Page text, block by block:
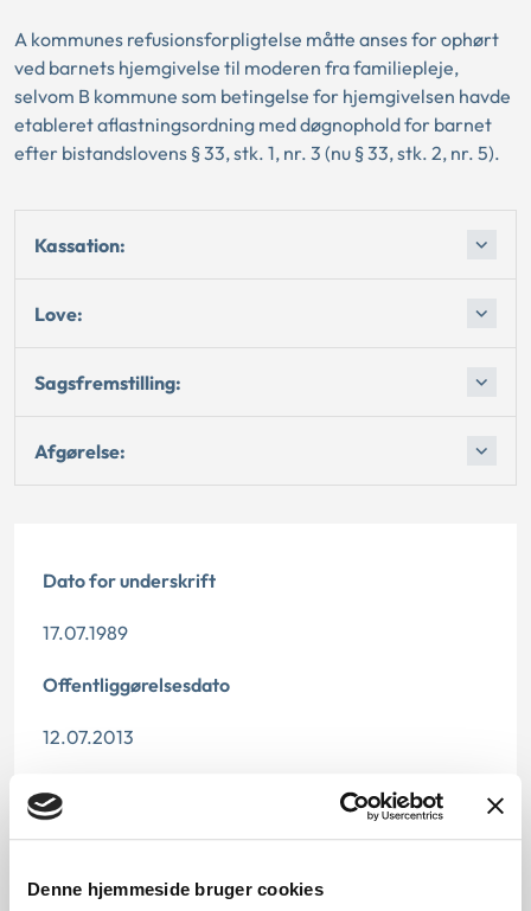
Denne hjemmeside bruger cookies
A kommunes refusionsforpligtelse måtte anses for ophørt
ved barnets hjemgivelse til moderen fra familiepleje,
selvom B kommune som betingelse for hjemgivelsen havde
etableret aflastningsordning med døgnophold for barnet
efter bistandslovens § 33, stk. 1, nr. 3 (nu § 33, stk. 2, nr. 5).
Kassation:
Love:
Sagsfremstilling:
Afgørelse:
Dato for underskrift
17.07.1989
Offentliggørelsesdato
12.07.2013
Paragraf
§ 33 § 11
Journalnummer